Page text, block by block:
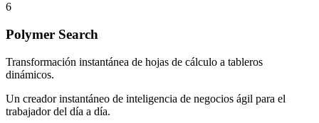
6
Polymer Search
Transformación instantánea de hojas de cálculo a tableros
dinámicos.
Un creador instantáneo de inteligencia de negocios ágil para el
trabajador del día a día.